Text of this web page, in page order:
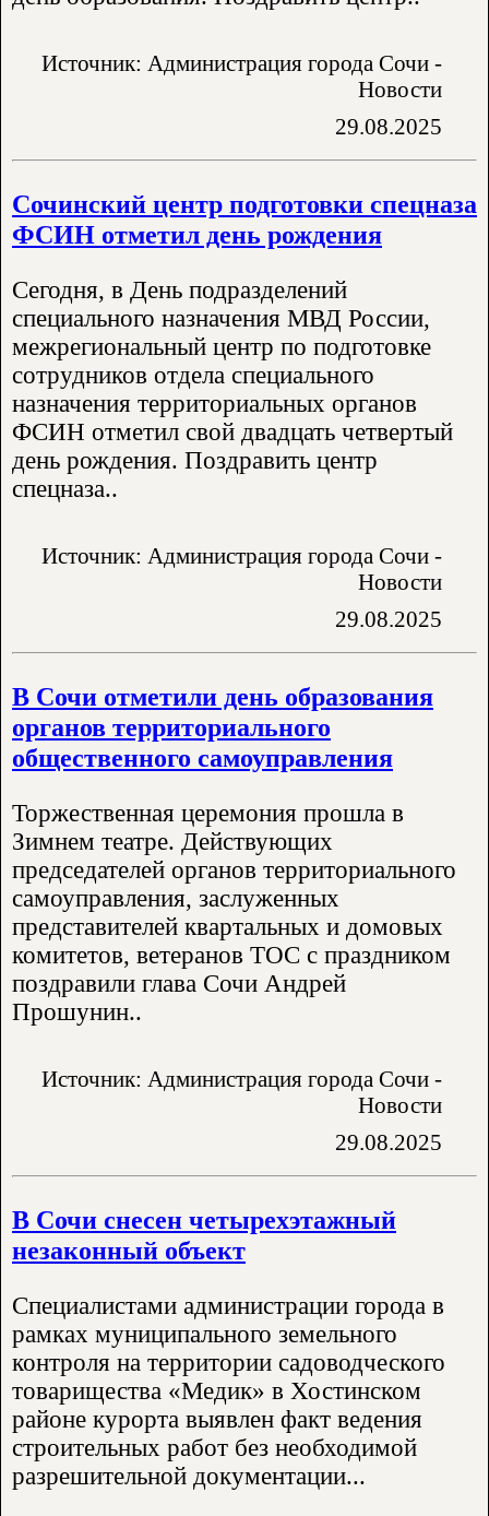
Источник: Администрация города Сочи -
Новости
29.08.2025
Сочинский центр подготовки спецназа
ФСИН отметил день рождения
Сегодня, в День подразделений
специального назначения МВД России,
межрегиональный центр по подготовке
сотрудников отдела специального
назначения территориальных органов
ФСИН отметил свой двадцать четвертый
день рождения. Поздравить центр
спецназа..
Источник: Администрация города Сочи -
Новости
29.08.2025
В Сочи отметили день образования
органов территориального
общественного самоуправления
Торжественная церемония прошла в
Зимнем театре. Действующих
председателей органов территориального
самоуправления, заслуженных
представителей квартальных и домовых
комитетов, ветеранов ТОС с праздником
поздравили глава Сочи Андрей
Прошунин..
Источник: Администрация города Сочи -
Новости
29.08.2025
В Сочи снесен четырехэтажный
незаконный объект
Специалистами администрации города в
рамках муниципального земельного
контроля на территории садоводческого
товарищества «Медик» в Хостинском
районе курорта выявлен факт ведения
строительных работ без необходимой
разрешительной документации...